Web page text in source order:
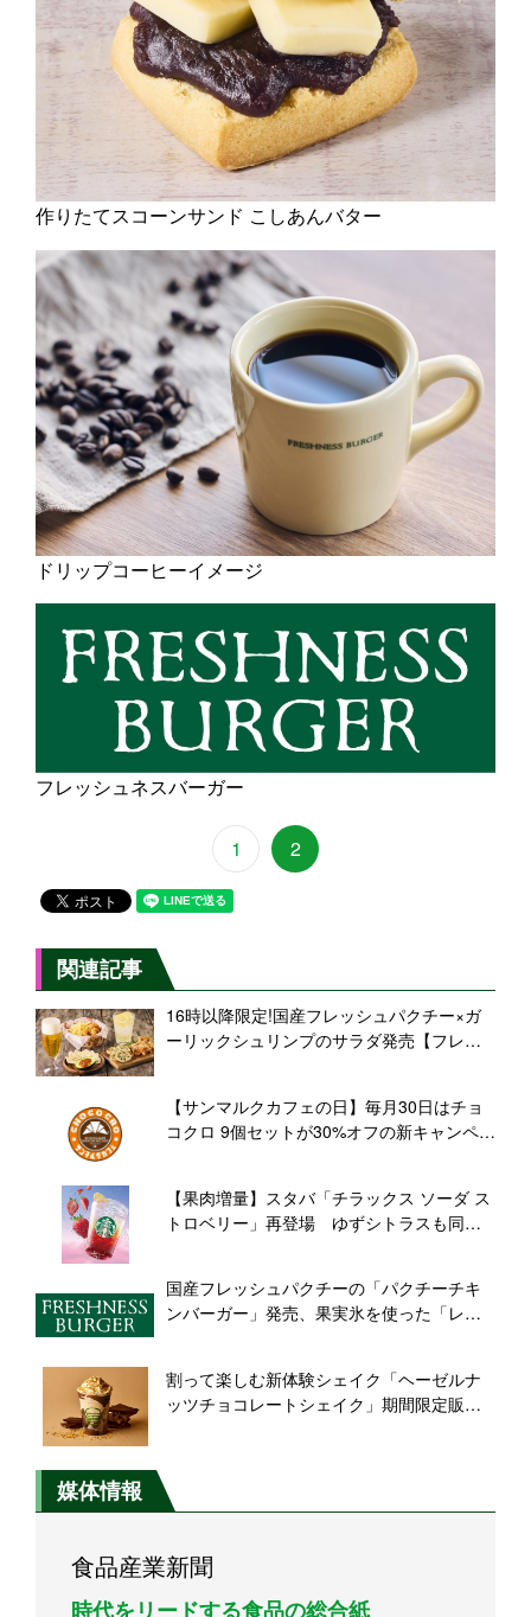
作りたてスコーンサンド こしあんバター
ドリップコーヒーイメージ
フレッシュネスバーガー
1 2
関連記事
16時以降限定!国産フレッシュパクチー×ガ
ーリックシュリンプのサラダ発売【フレッ
【サンマルクカフェの日】毎月30日はチョ
コクロ 9個セットが30%オフの新キャンペー
【果肉増量】スタバ「チラックス ソーダ ス
トロベリー」再登場 ゆずシトラスも同時
国産フレッシュパクチーの「パクチーチキ
ンバーガー」発売、果実氷を使った「レモ
割って楽しむ新体験シェイク「ヘーゼルナ
ッツチョコレートシェイク」期間限定販売
媒体情報
食品産業新聞
時代をリードする食品の総合紙